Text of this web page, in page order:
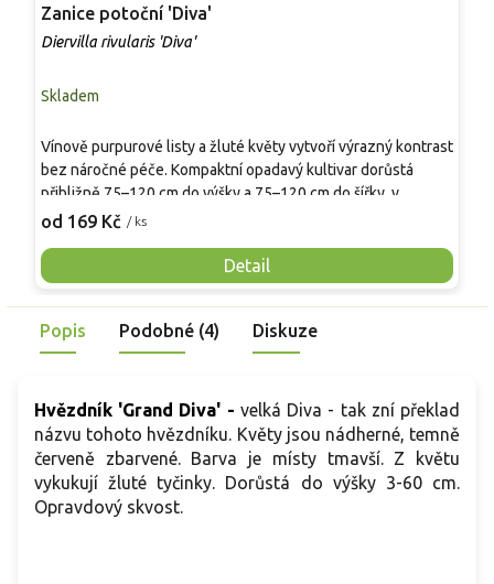
Zanice potoční 'Diva'
Diervilla rivularis 'Diva'
Skladem
od 169 Kč / ks
Detail
Vínově purpurové listy a žluté květy vytvoří výrazný kontrast
bez náročné péče. Kompaktní opadavý kultivar dorůstá
přibližně 75–120 cm do výšky a 75–120 cm do šířky, v
teplejších a živnějších půdách může být bujnější. Tvoří hustý,
během léta tmavnou do zelenopurpurových tónů a na
podzim se zbarvují červeně. Od června do září nese žluté
trubkovité květy, které lákají opylovače. Hodí se do svahů,
skupin, lemů i nádob.
Popis Podobné (4) Diskuze
Hvězdník 'Grand Diva' - velká Diva - tak zní překlad
názvu tohoto hvězdníku. Květy jsou nádherné, temně
červeně zbarvené. Barva je místy tmavší. Z květu
vykukují žluté tyčinky. Dorůstá do výšky 3-60 cm.
Opravdový skvost.